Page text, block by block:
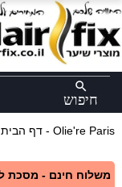
search
חיפוש
דף הביתאולייר פריז - Olie're Paris
×